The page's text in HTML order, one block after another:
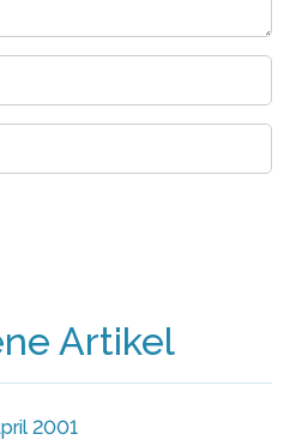
Artikel
2001